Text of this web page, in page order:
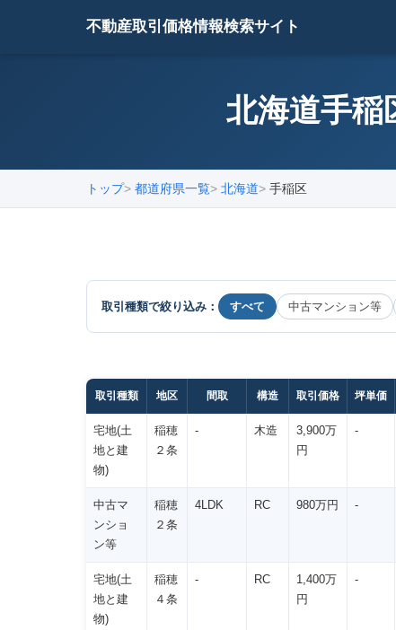
不動産取引価格情報検索サイト
北海道手稲
トップ 都道府県一覧 北海道 手稲区
取引種類で絞り込み： すべて 中古マンション等
取引種類 地区 間取 構造 取引価格 坪単価
宅地(土
地と建
物)
稲穂
２条
- 木造
3,900万
円
-
中古マ
ンショ
ン等
稲穂
２条
4LDK RC 980万円 -
宅地(土
地と建
物)
稲穂
４条
- RC
1,400万
円
-